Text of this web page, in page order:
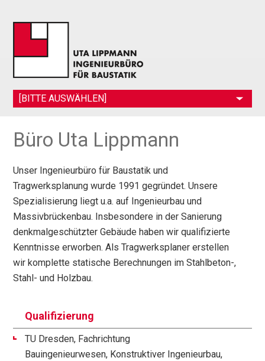
[BITTE AUSWÄHLEN]
Büro Uta Lippmann
Unser Ingenieurbüro für Baustatik und
Tragwerksplanung wurde 1991 gegründet. Unsere
Spezialisierung liegt u.a. auf Ingenieurbau und
Massivbrückenbau. Insbesondere in der Sanierung
denkmalgeschützter Gebäude haben wir qualifizierte
Kenntnisse erworben. Als Tragwerksplaner erstellen
wir komplette statische Berechnungen im Stahlbeton-,
Stahl- und Holzbau.
Qualifizierung
TU Dresden, Fachrichtung
Bauingenieurwesen, Konstruktiver Ingenieurbau,